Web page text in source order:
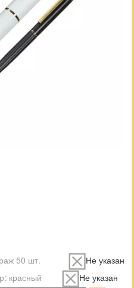
Не указан
Не указан